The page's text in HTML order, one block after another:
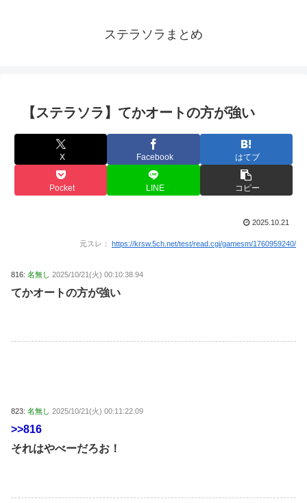
ステラソラまとめ
【ステラソラ】てかオートの方が強い
X Facebook はてブ
Pocket LINE コピー
2025.10.21
元スレ： https://krsw.5ch.net/test/read.cgi/gamesm/1760959240/
816: 名無し 2025/10/21(火) 00:10:38.94
てかオートの方が強い
823: 名無し 2025/10/21(火) 00:11:22.09
>>816
それはやべーだろお！